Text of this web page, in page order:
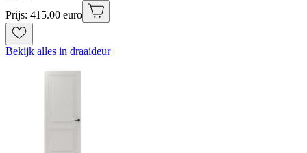
Prijs: 415.00 euro
Bekijk alles in draaideur